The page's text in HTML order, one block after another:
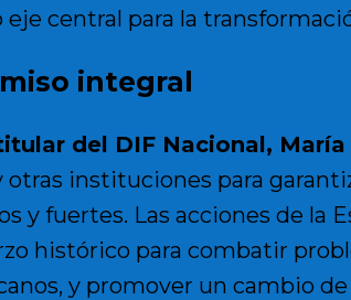
eje central para la
integral
del DIF Nacional, María
otras instituciones para
y fuertes. Las acciones de
histórico para combatir
, y promover un cambio